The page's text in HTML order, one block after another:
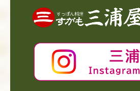
ホーム
巣鴨三浦屋について